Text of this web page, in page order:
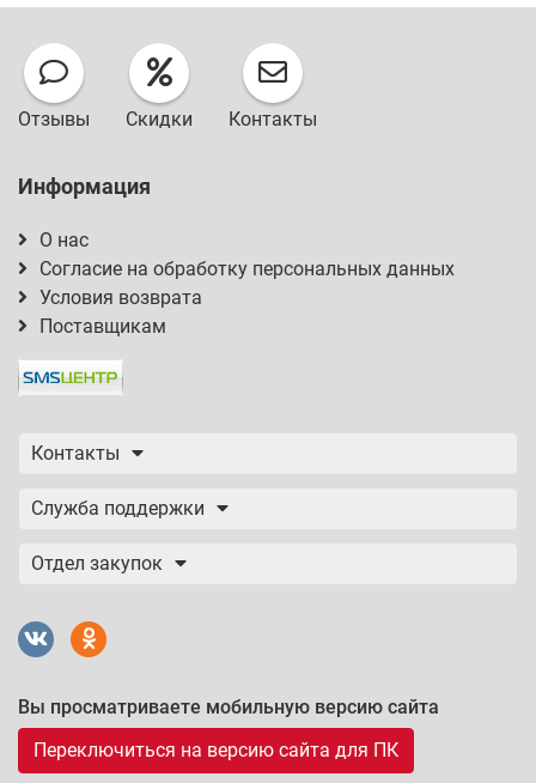
Отзывы Скидки Контакты
Информация
О нас
Согласие на обработку персональных данных
Условия возврата
Поставщикам
Контакты
Служба поддержки
Отдел закупок
Вы просматриваете мобильную версию сайта
Переключиться на версию сайта для ПК